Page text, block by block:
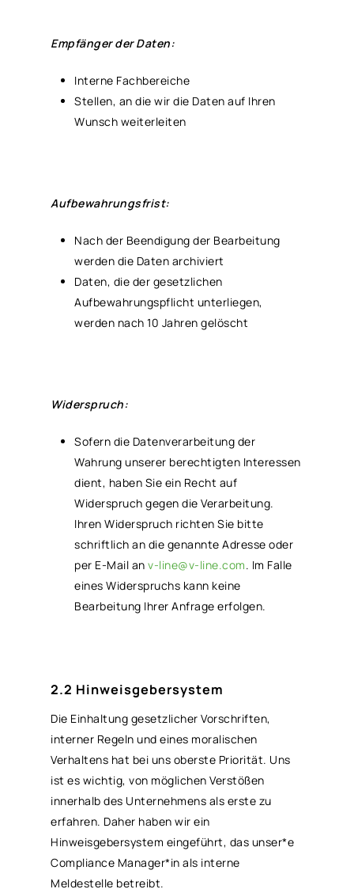
Empfänger der Daten:
Interne Fachbereiche
Stellen, an die wir die Daten auf Ihren
Wunsch weiterleiten
Aufbewahrungsfrist:
Nach der Beendigung der Bearbeitung
werden die Daten archiviert
Daten, die der gesetzlichen
Aufbewahrungspflicht unterliegen,
werden nach 10 Jahren gelöscht
Widerspruch:
Sofern die Datenverarbeitung der
Wahrung unserer berechtigten Interessen
dient, haben Sie ein Recht auf
Widerspruch gegen die Verarbeitung.
Ihren Widerspruch richten Sie bitte
schriftlich an die genannte Adresse oder
per E-Mail anv-line@v-line.com. Im Falle
eines Widerspruchs kann keine
Bearbeitung Ihrer Anfrage erfolgen.
2.2 Hinweisgebersystem
Die Einhaltung gesetzlicher Vorschriften,
interner Regeln und eines moralischen
Verhaltens hat bei uns oberste Priorität. Uns
ist es wichtig, von möglichen Verstößen
innerhalb des Unternehmens als erste zu
erfahren. Daher haben wir ein
Hinweisgebersystem eingeführt, das unser*e
Compliance Manager*in als interne
Meldestelle betreibt.